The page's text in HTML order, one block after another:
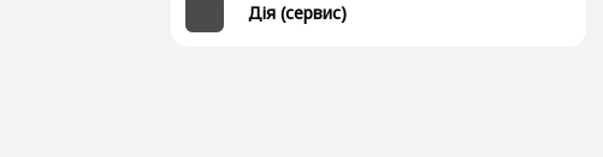
Дія (сервис)